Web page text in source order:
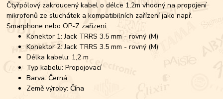
Čtyřpólový zakroucený kabel o délce 1,2m vhodný na propojení
mikrofonů ze sluchátek a kompatibilních zařízení jako např.
Smarphone nebo OP-Z zařízení.
Konektor 1: Jack TRRS 3.5 mm - rovný (M)
Konektor 2: Jack TRRS 3.5 mm - rovný (M)
Délka kabelu: 1,2 m
Typ kabelu: Propojovací
Barva: Černá
Země výroby: Čína